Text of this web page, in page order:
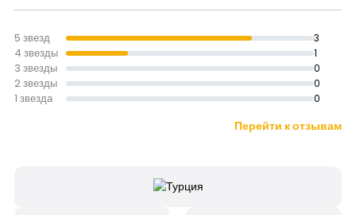
5 звезд 3
4 звезды 1
3 звезды 0
2 звезды 0
1 звезда 0
Перейти к отзывам